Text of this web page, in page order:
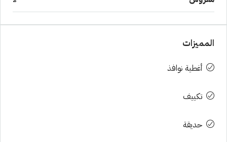
المميزات
أغطية نوافذ
تكييف
حديقة